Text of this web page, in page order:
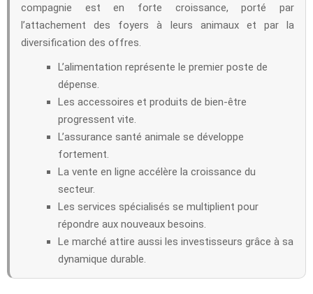
compagnie est en forte croissance, porté par
l’attachement des foyers à leurs animaux et par la
diversification des offres.
L’alimentation représente le premier poste de
dépense.
Les accessoires et produits de bien-être
progressent vite.
L’assurance santé animale se développe
fortement.
La vente en ligne accélère la croissance du
secteur.
Les services spécialisés se multiplient pour
répondre aux nouveaux besoins.
Le marché attire aussi les investisseurs grâce à sa
dynamique durable.